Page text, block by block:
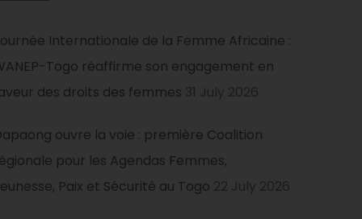
Internationale de la Femme Africaine :
Togo réaffirme son engagement en
des droits des femmes 31 July 2026
ouvre la voie : première Coalition
pour les Agendas Femmes,
Paix et Sécurité au Togo 22 July 2026